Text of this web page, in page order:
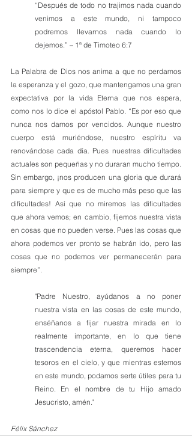
“Después de todo no trajimos nada cuando
venimos a este mundo, ni tampoco
podremos llevarnos nada cuando lo
dejemos.” – 1ª de Timoteo 6:7
La Palabra de Dios nos anima a que no perdamos
la esperanza y el gozo, que mantengamos una gran
expectativa por la vida Eterna que nos espera,
como nos lo dice el apóstol Pablo. “Es por eso que
nunca nos damos por vencidos. Aunque nuestro
cuerpo está muriéndose, nuestro espíritu va
renovándose cada día. Pues nuestras dificultades
actuales son pequeñas y no duraran mucho tiempo.
Sin embargo, ¡nos producen una gloria que durará
para siempre y que es de mucho más peso que las
dificultades! Así que no miremos las dificultades
que ahora vemos; en cambio, fijemos nuestra vista
en cosas que no pueden verse. Pues las cosas que
ahora podemos ver pronto se habrán ido, pero las
cosas que no podemos ver permanecerán para
siempre”.
"Padre Nuestro, ayúdanos a no poner
nuestra vista en las cosas de este mundo,
enséñanos a fijar nuestra mirada en lo
realmente importante, en lo que tiene
trascendencia eterna, queremos hacer
tesoros en el cielo, y que mientras estemos
en este mundo, podamos serte útiles para tu
Reino. En el nombre de tu Hijo amado
Jesucristo, amén."
Félix Sánchez